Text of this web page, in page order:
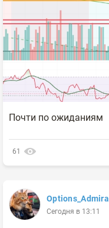
Почти по ожиданиям
61
Options_Admiral
Сегодня в 13:11